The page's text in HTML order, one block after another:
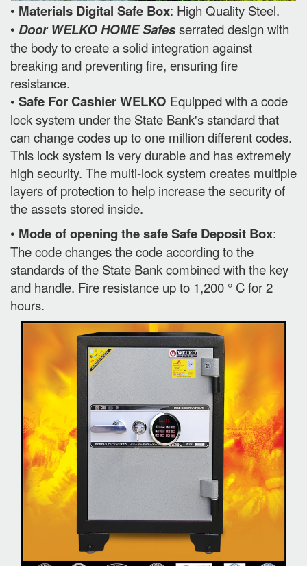
• Materials Digital Safe Box: High Quality Steel.
• Door WELKO HOME Safesserrated design with
the body to create a solid integration against
breaking and preventing fire, ensuring fire
resistance.
• Safe For Cashier WELKO Equipped with a code
lock system under the State Bank's standard that
can change codes up to one million different codes.
This lock system is very durable and has extremely
high security. The multi-lock system creates multiple
layers of protection to help increase the security of
the assets stored inside.
• Mode of opening the safe Safe Deposit Box:
The code changes the code according to the
standards of the State Bank combined with the key
and handle. Fire resistance up to 1,200 ° C for 2
hours.